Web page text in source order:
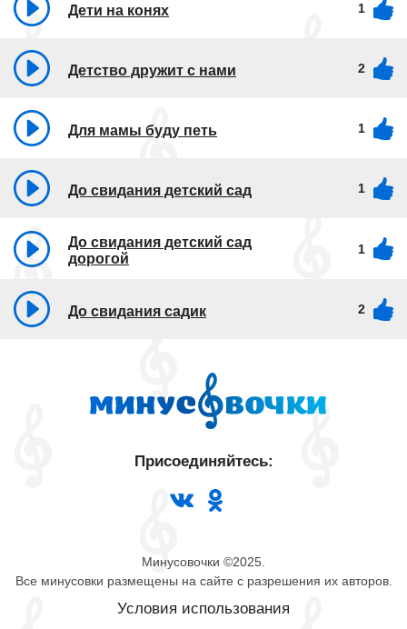
Дети на конях 1
Детство дружит с нами 2
Для мамы буду петь 1
До свидания детский сад 1
До свидания детский сад
дорогой
1
До свидания садик 2
Минусовочки ©2025.
Все минусовки размещены на сайте с разрешения их авторов.
Условия использования
Присоединяйтесь: